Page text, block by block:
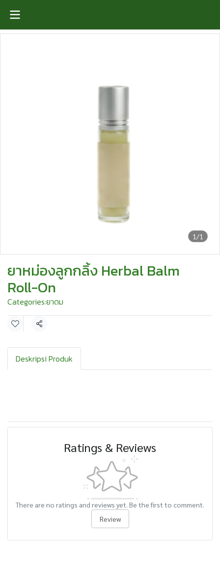
1/1
ยาหม่องลูกกลิ้ง Herbal Balm
Roll-On
Categories:ยาดม
Share
Deskripsi Produk
Ratings & Reviews
There are no ratings and reviews yet. Be the first to comment.
Review